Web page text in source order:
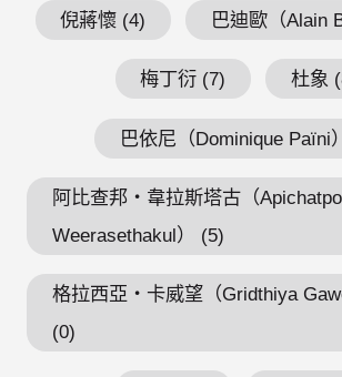
倪蔣懷 (4) 巴迪歐（Alain
梅丁衍 (7) 杜象
巴依尼（Dominique Païni
阿比查邦・韋拉斯塔古（
Weerasethakul） (5)
格拉西亞・卡威望（Gridthiya
(0)